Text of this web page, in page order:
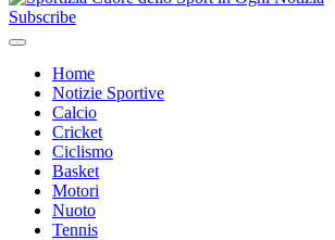
Subscribe
Home
Notizie Sportive
Calcio
Cricket
Ciclismo
Basket
Motori
Nuoto
Tennis